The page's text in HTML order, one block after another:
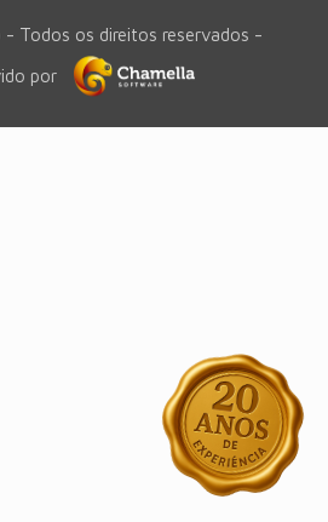
Todos os direitos reservados -
por